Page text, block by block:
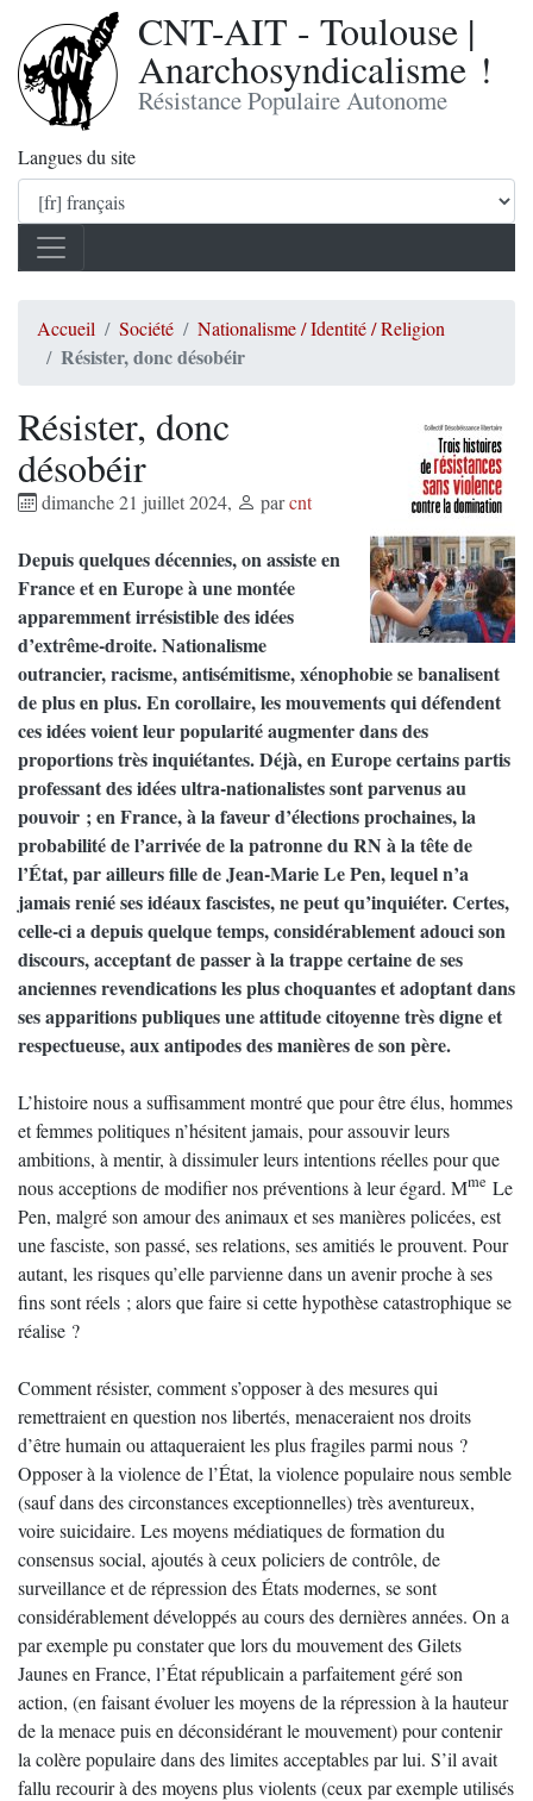
CNT-AIT - Toulouse |
Anarchosyndicalisme !
Résistance Populaire Autonome
Langues du site
Accueil Société Nationalisme / Identité / Religion
Résister, donc désobéir
Résister, donc
désobéir
dimanche 21 juillet 2024, parcnt
Depuis quelques décennies, on assiste en
France et en Europe à une montée
apparemment irrésistible des idées
d’extrême-droite. Nationalisme
outrancier, racisme, antisémitisme, xénophobie se banalisent
de plus en plus. En corollaire, les mouvements qui défendent
ces idées voient leur popularité augmenter dans des
proportions très inquiétantes. Déjà, en Europe certains partis
professant des idées ultra-nationalistes sont parvenus au
pouvoir ; en France, à la faveur d’élections prochaines, la
probabilité de l’arrivée de la patronne du RN à la tête de
l’État, par ailleurs fille de Jean-Marie Le Pen, lequel n’a
jamais renié ses idéaux fascistes, ne peut qu’inquiéter. Certes,
celle-ci a depuis quelque temps, considérablement adouci son
discours, acceptant de passer à la trappe certaine de ses
anciennes revendications les plus choquantes et adoptant dans
ses apparitions publiques une attitude citoyenne très digne et
respectueuse, aux antipodes des manières de son père.
L’histoire nous a suffisamment montré que pour être élus, hommes
et femmes politiques n’hésitent jamais, pour assouvir leurs
ambitions, à mentir, à dissimuler leurs intentions réelles pour que
nous acceptions de modifier nos préventions à leur égard. Mme Le
Pen, malgré son amour des animaux et ses manières policées, est
une fasciste, son passé, ses relations, ses amitiés le prouvent. Pour
autant, les risques qu’elle parvienne dans un avenir proche à ses
fins sont réels ; alors que faire si cette hypothèse catastrophique se
réalise ?
Comment résister, comment s’opposer à des mesures qui
remettraient en question nos libertés, menaceraient nos droits
d’être humain ou attaqueraient les plus fragiles parmi nous ?
Opposer à la violence de l’État, la violence populaire nous semble
(sauf dans des circonstances exceptionnelles) très aventureux,
voire suicidaire. Les moyens médiatiques de formation du
consensus social, ajoutés à ceux policiers de contrôle, de
surveillance et de répression des États modernes, se sont
considérablement développés au cours des dernières années. On a
par exemple pu constater que lors du mouvement des Gilets
Jaunes en France, l’État républicain a parfaitement géré son
action, (en faisant évoluer les moyens de la répression à la hauteur
de la menace puis en déconsidérant le mouvement) pour contenir
la colère populaire dans des limites acceptables par lui. S’il avait
fallu recourir à des moyens plus violents (ceux par exemple utilisés